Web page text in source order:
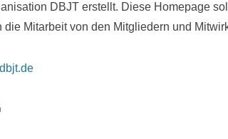
DBJT erstellt. Diese Homepage
Mitarbeit von den Mitgliedern und